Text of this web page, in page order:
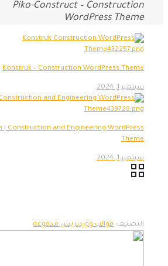
Piko-Construct – Construction
WordPress Theme
Konstruk – Construction WordPress Theme
سبتمبر 1, 2024
| Construction and Engineering WordPress
Theme
سبتمبر 1, 2024
التصنيف: قوالب ووردبريس مدفوعه